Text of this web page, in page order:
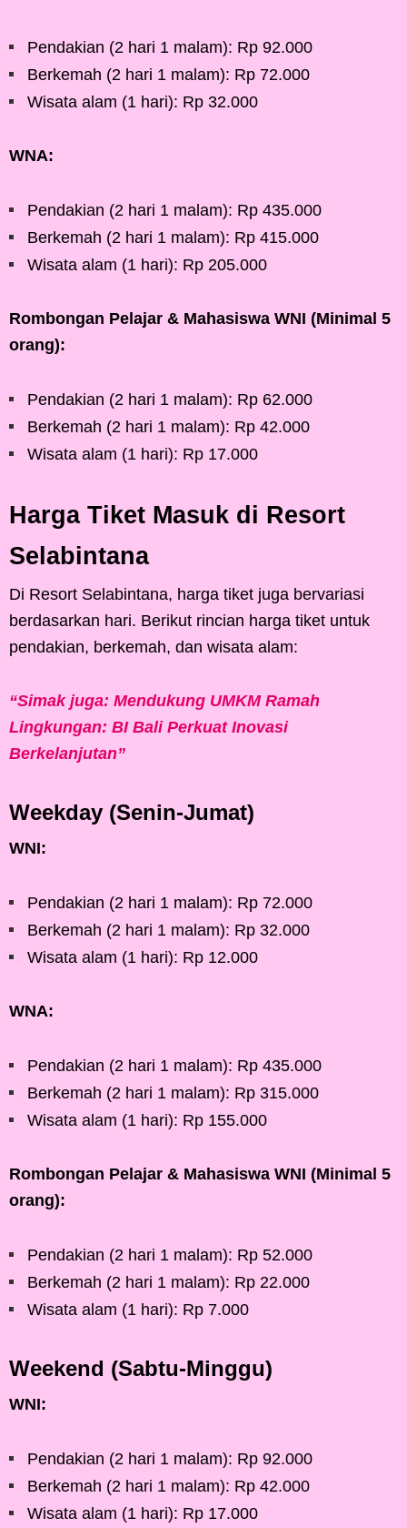
Pendakian (2 hari 1 malam): Rp 92.000
Berkemah (2 hari 1 malam): Rp 72.000
Wisata alam (1 hari): Rp 32.000
WNA:
Pendakian (2 hari 1 malam): Rp 435.000
Berkemah (2 hari 1 malam): Rp 415.000
Wisata alam (1 hari): Rp 205.000
Rombongan Pelajar & Mahasiswa WNI (Minimal 5
orang):
Pendakian (2 hari 1 malam): Rp 62.000
Berkemah (2 hari 1 malam): Rp 42.000
Wisata alam (1 hari): Rp 17.000
Harga Tiket Masuk di Resort
Selabintana
Di Resort Selabintana, harga tiket juga bervariasi
berdasarkan hari. Berikut rincian harga tiket untuk
pendakian, berkemah, dan wisata alam:
“Simak juga: Mendukung UMKM Ramah
Lingkungan: BI Bali Perkuat Inovasi
Berkelanjutan”
Weekday (Senin-Jumat)
WNI:
Pendakian (2 hari 1 malam): Rp 72.000
Berkemah (2 hari 1 malam): Rp 32.000
Wisata alam (1 hari): Rp 12.000
WNA:
Pendakian (2 hari 1 malam): Rp 435.000
Berkemah (2 hari 1 malam): Rp 315.000
Wisata alam (1 hari): Rp 155.000
Rombongan Pelajar & Mahasiswa WNI (Minimal 5
orang):
Pendakian (2 hari 1 malam): Rp 52.000
Berkemah (2 hari 1 malam): Rp 22.000
Wisata alam (1 hari): Rp 7.000
Weekend (Sabtu-Minggu)
WNI:
Pendakian (2 hari 1 malam): Rp 92.000
Berkemah (2 hari 1 malam): Rp 42.000
Wisata alam (1 hari): Rp 17.000